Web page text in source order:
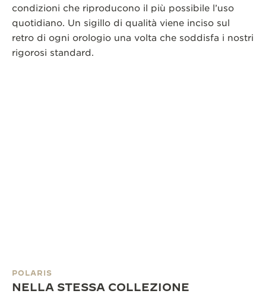
condizioni che riproducono il più possibile l’uso
quotidiano. Un sigillo di qualità viene inciso sul
retro di ogni orologio una volta che soddisfa i nostri
rigorosi standard.
POLARIS
NELLA STESSA COLLEZIONE